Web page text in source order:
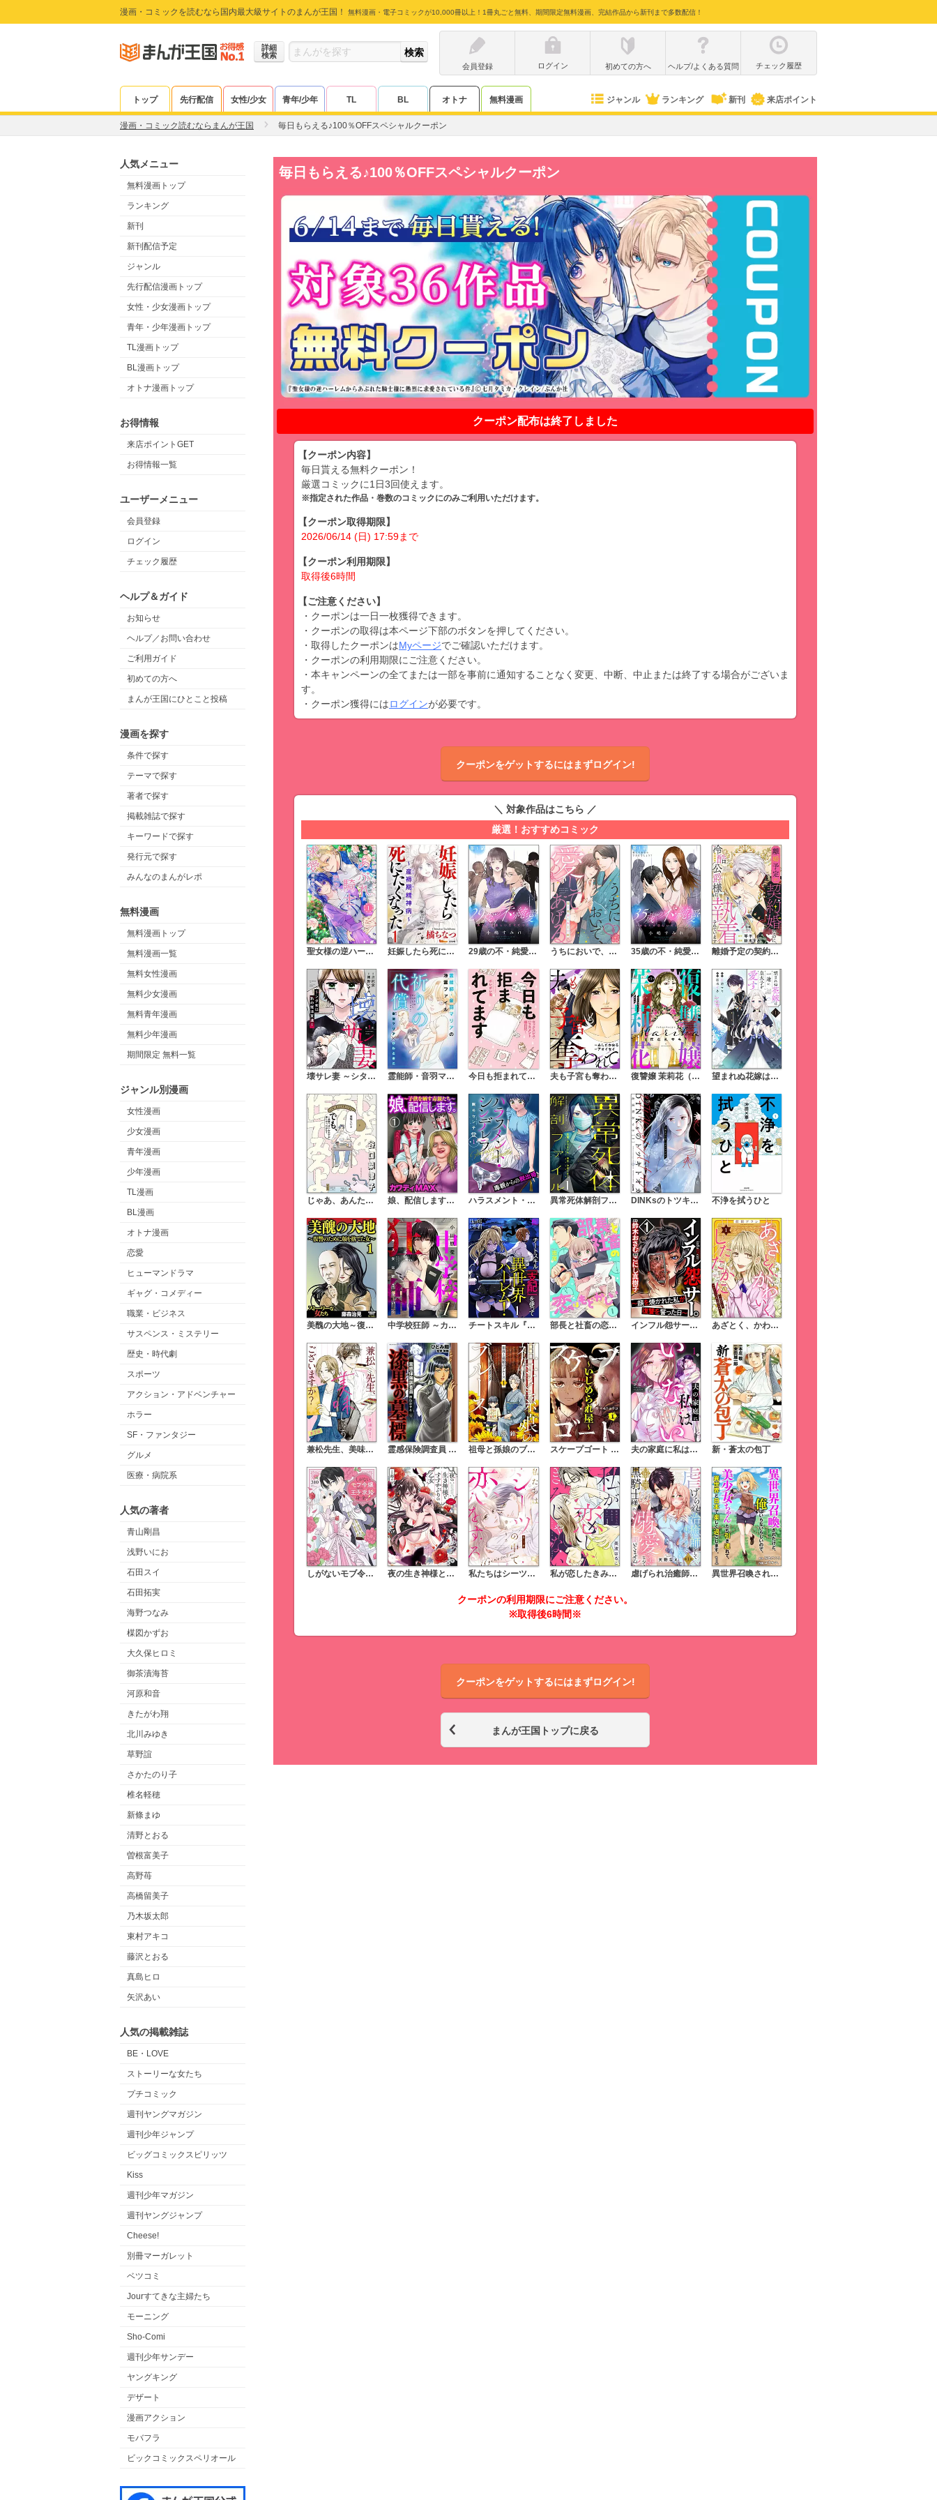
漫画・コミックを読むなら国内最大級サイトのまんが王国！ 無料漫画・電子コミックが10,000冊以上！1冊丸ごと無料、期間限定無料漫画、完結作品から新刊まで多数配信！
詳細
検索
会員登録
ログイン 初めての方へ ヘルプ/よくある質問 チェック履歴
トップ 先行配信 女性/少女 青年/少年 TL BL オトナ 無料漫画 ジャンル ランキング 新刊 来店ポイント
漫画・コミック読むならまんが王国 毎日もらえる♪100％OFFスペシャルクーポン
人気メニュー
無料漫画トップ
ランキング
新刊
新刊配信予定
ジャンル
先行配信漫画トップ
女性・少女漫画トップ
青年・少年漫画トップ
TL漫画トップ
BL漫画トップ
オトナ漫画トップ
お得情報
来店ポイントGET
お得情報一覧
ユーザーメニュー
会員登録
ログイン
チェック履歴
ヘルプ＆ガイド
お知らせ
ヘルプ／お問い合わせ
ご利用ガイド
初めての方へ
まんが王国にひとこと投稿
漫画を探す
条件で探す
テーマで探す
著者で探す
掲載雑誌で探す
キーワードで探す
発行元で探す
みんなのまんがレポ
無料漫画
無料漫画トップ
無料漫画一覧
無料女性漫画
無料少女漫画
無料青年漫画
無料少年漫画
期間限定 無料一覧
ジャンル別漫画
女性漫画
少女漫画
青年漫画
少年漫画
TL漫画
BL漫画
オトナ漫画
恋愛
ヒューマンドラマ
ギャグ・コメディー
職業・ビジネス
サスペンス・ミステリー
歴史・時代劇
スポーツ
アクション・アドベンチャー
ホラー
SF・ファンタジー
グルメ
医療・病院系
人気の著者
青山剛昌
浅野いにお
石田スイ
石田拓実
海野つなみ
楳図かずお
大久保ヒロミ
御茶漬海苔
河原和音
きたがわ翔
北川みゆき
草野誼
さかたのり子
椎名軽穂
新條まゆ
清野とおる
曽根富美子
高野苺
高橋留美子
乃木坂太郎
東村アキコ
藤沢とおる
真島ヒロ
矢沢あい
人気の掲載雑誌
BE・LOVE
ストーリーな女たち
プチコミック
週刊ヤングマガジン
週刊少年ジャンプ
ビッグコミックスピリッツ
Kiss
週刊少年マガジン
週刊ヤングジャンプ
Cheese!
別冊マーガレット
ベツコミ
Jourすてきな主婦たち
モーニング
Sho-Comi
週刊少年サンデー
ヤングキング
デザート
漫画アクション
モバフラ
ビックコミックスペリオール
毎日もらえる♪100％OFFスペシャルクーポン
クーポン配布は終了しました
【クーポン内容】
毎日貰える無料クーポン！
厳選コミックに1日3回使えます。
※指定された作品・巻数のコミックにのみご利用いただけます。
【クーポン取得期限】
2026/06/14 (日) 17:59まで
【クーポン利用期限】
取得後6時間
【ご注意ください】
・クーポンは一日一枚獲得できます。
・クーポンの取得は本ページ下部のボタンを押してください。
・取得したクーポンはMyページでご確認いただけます。
・クーポンの利用期限にご注意ください。
・本キャンペーンの全てまたは一部を事前に通知することなく変更、中断、中止または終了する場合がございま
す。
・クーポン獲得にはログインが必要です。
クーポンをゲットするにはまずログイン!
＼ 対象作品はこちら ／
厳選！おすすめコミック
聖女様の逆ハーレムからあぶれた騎士様に熱烈に求愛されている件 妊娠したら死にたくなった～産褥期精神病～（分冊版） 29歳の不・純愛 ～あなたが恋しいだけだった～（分冊版） うちにおいで、愛してあげる 若旦那様と極上同棲（分冊版） 35歳の不・純愛 ～あなたが恋しいだけだった～（分冊版） 離婚予定の契約婚なのに、冷酷公爵様に執着されています（分冊版）
壊サレ妻 ～シタ女は私の妊活友達～（分冊版） 霊能師・音羽マリアの浄霊ファイル 今日も拒まれてます～セックスレス・ハラスメント 嫁日記～ 夫も子宮も奪われて（分冊版） 復讐嬢 茉莉花（分冊版） 望まれぬ花嫁は一途に皇太子を愛す《フルカラー》
じゃあ、あんたが作ってみろよ 娘、配信します。～子供を晒す毒親たち～（分冊版） ハラスメント・シンデレラ 毒親からの脱出婚（分冊版） 異常死体解剖ファイル DINKsのトツキトオカ 「産まない女」はダメですか？ 不浄を拭うひと
美醜の大地～復讐のために顔を捨てた女～ 中学校狂師 ～カラス女は許さない～ チートスキル『支配』を使って異世界ハーレム！（分冊版） 部長と社畜の恋はもどかしい（分冊版） インフル怨サー。 ～顔を焼かれた私が復讐を誓った日～ あざとく、かわいく、したたかに ～私のこと、かわいいだけだと思ってた？～
兼松先生、美味しゅうございますか？（分冊版） 霊感保険調査員 神鳥谷サキ 祖母と孫娘のブルース スケープゴート ～いじめられ屋～（分冊版） 夫の家庭に私はいない（分冊版） 新・蒼太の包丁
しがないモブ令嬢なので、王子の求婚は身に余ります！ 夜の生き神様とすすかぶりの乙女 私たちはシーツの中で恋をする（分冊版） 私が恋したきみじゃない（分冊版） 虐げられ治癒師として生きていくつもりでしたが最強黒騎士様に溺愛されるなんて聞いてません！（分冊版） 異世界召喚されたけど、俺はいらないらしいので、美少女ちゃんたち引き連れて、異世界と日本で楽しく過ごします。（分冊版）
クーポンの利用期限にご注意ください。
※取得後6時間※
クーポンをゲットするにはまずログイン!
まんが王国トップに戻る